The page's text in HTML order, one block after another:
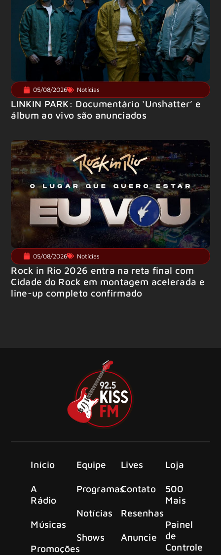
05/08/2026 Notícias
LINKIN PARK: Documentário ‘Unshatter’ e
álbum ao vivo são anunciados
05/08/2026 Notícias
Rock in Rio 2026 entra na reta final com
Cidade do Rock em montagem acelerada e
line-up completo confirmado
Início
A
Rádio
Músicas
Promoções
Equipe
Programas
Notícias
Shows
Lives
Contato
Resenhas
Anuncie
Loja
500
Mais
Painel
de
Controle